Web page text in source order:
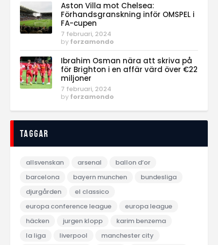
Aston Villa mot Chelsea:
Förhandsgranskning inför OMSPEL i
FA-cupen
7 februari, 2024
by forzamondo
Ibrahim Osman nära att skriva på
för Brighton i en affär värd över €22
miljoner
7 februari, 2024
by forzamondo
Taggar
allsvenskan arsenal
ballon d‘or
barcelona
bayern munchen
bundesliga
djurgården
el classico
europa conference league
europa league
häcken
jurgen klopp
karim benzema
la liga
liverpool
manchester city